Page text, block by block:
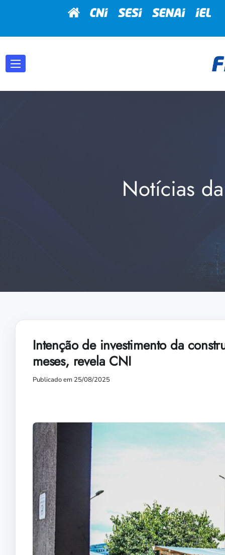
Notícias
Intenção de investimento da
meses, revela CNI
Publicado em 25/08/2025